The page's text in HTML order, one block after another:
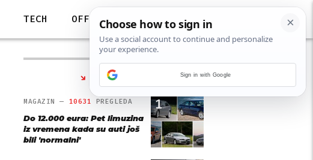
TECH OFF
NAJČITANIJE
1
MAGAZIN — 10631 PREGLEDA
Do 12.000 eura: Pet limuzina
iz vremena kada su auti još
bili 'normalni'
Sign in with Google